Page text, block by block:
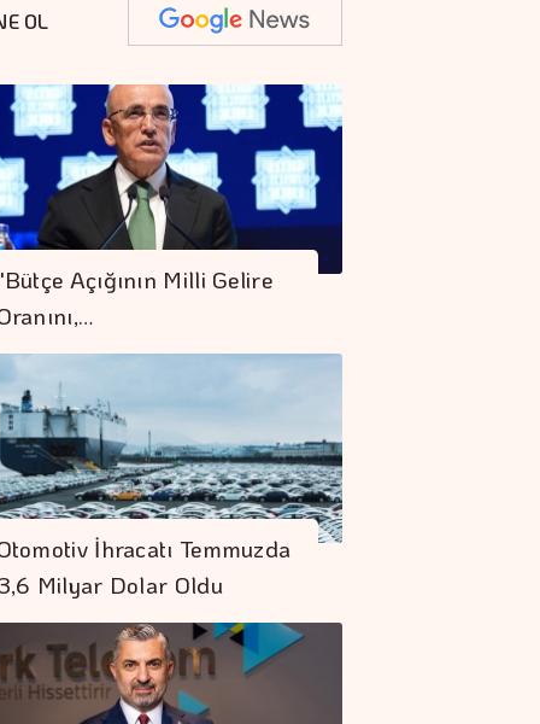
OL
Açığının Milli Gelire
İhracatı Temmuzda
Milyar Dolar Oldu